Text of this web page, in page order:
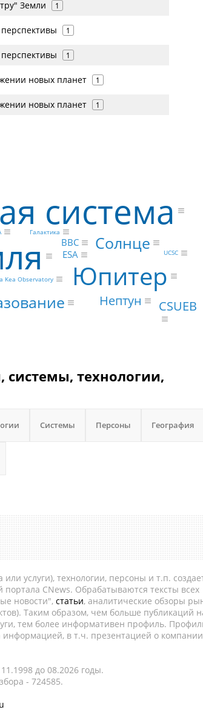
Земли 1
1
1
новых планет 1
новых планет 1
система
Юпитер
Солнце
Нептун CSUEB
ESA
BBC
Галактика
Kea Observatory
UCSC
системы, технологии,
Системы Персоны География
услуги), технологии, персоны и т.п.
CNews. Обрабатываются тексты всех
новости", статьи, аналитические обзоры
Таким образом, чем больше публикаций
тем более информативен профиль.
в т.ч. презентацией о
до 08.2026 годы.
- 724585.